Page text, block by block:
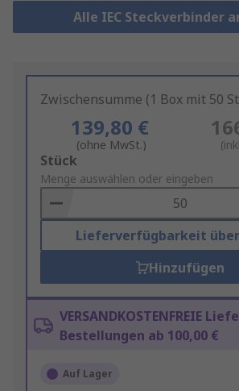
Alle IEC Steckverbinder
Zwischensumme (1 Box mit 50
139,80 €
(ohne MwSt.)
Add
to
Basket
Stück
Menge auswählen oder eingeben
Lieferverfügbarkeit
Hinzufügen
VERSANDKOSTENFREIE
Bestellungen ab 100,00 €
Auf Lager